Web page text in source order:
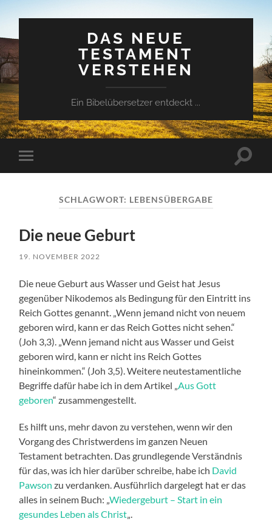
DAS NEUE
TESTAMENT
VERSTEHEN
Ein Bibelübersetzer entdeckt ...
Mobile-
Menü
SCHLAGWORT: LEBENSÜBERGABE
Die neue Geburt
19. NOVEMBER 2022
Die neue Geburt aus Wasser und Geist hat Jesus
gegenüber Nikodemos als Bedingung für den Eintritt ins
Reich Gottes genannt. „Wenn jemand nicht von neuem
geboren wird, kann er das Reich Gottes nicht sehen.“
(Joh 3,3). „Wenn jemand nicht aus Wasser und Geist
geboren wird, kann er nicht ins Reich Gottes
hineinkommen.“ (Joh 3,5). Weitere neutestamentliche
Begriffe dafür habe ich in dem Artikel „Aus Gott
geboren“ zusammengestellt.
Es hilft uns, mehr davon zu verstehen, wenn wir den
Vorgang des Christwerdens im ganzen Neuen
Testament betrachten. Das grundlegende Verständnis
für das, was ich hier darüber schreibe, habe ich David
Pawson zu verdanken. Ausführlich dargelegt hat er das
alles in seinem Buch: „Wiedergeburt – Start in ein
gesundes Leben als Christ„.